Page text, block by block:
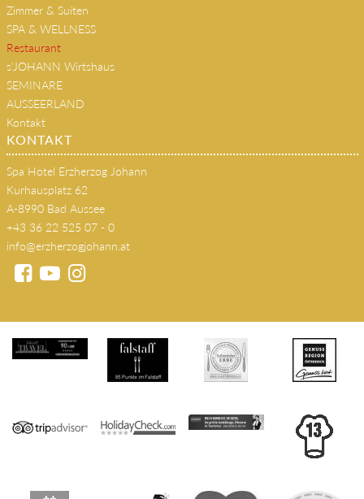
Zimmer & Suiten
SPA & WELLNESS
Restaurant
s'JOHANN Wirtshaus
SEMINARE
AUSSEERLAND
Kontakt
KONTAKT
Spa Hotel Erzherzog Johann
Kurhausplatz 62
A-8990 Bad Aussee
+43 36 22 525 07 - 0
info@erzherzogjohann.at